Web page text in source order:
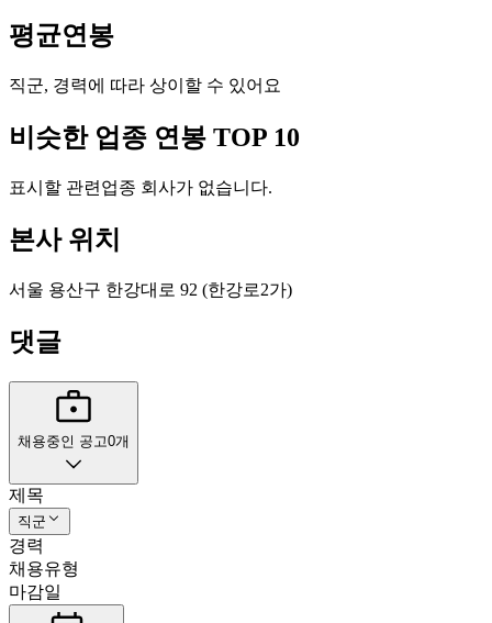
평균연봉
직군, 경력에 따라 상이할 수 있어요
비슷한 업종 연봉 TOP 10
표시할 관련업종 회사가 없습니다.
본사 위치
서울 용산구 한강대로 92 (한강로2가)
댓글
채용중인 공고0개
제목
직군
경력
채용유형
마감일